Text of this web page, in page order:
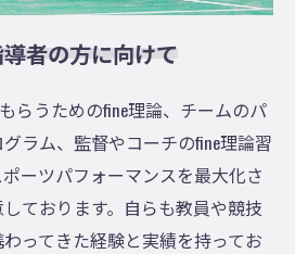
者の方に向けて
らうためのfine理論、チームのパ
ラム、監督やコーチのfine理論習
ーツパフォーマンスを最大化さ
ております。自らも教員や競技
ってきた経験と実績を持ってお